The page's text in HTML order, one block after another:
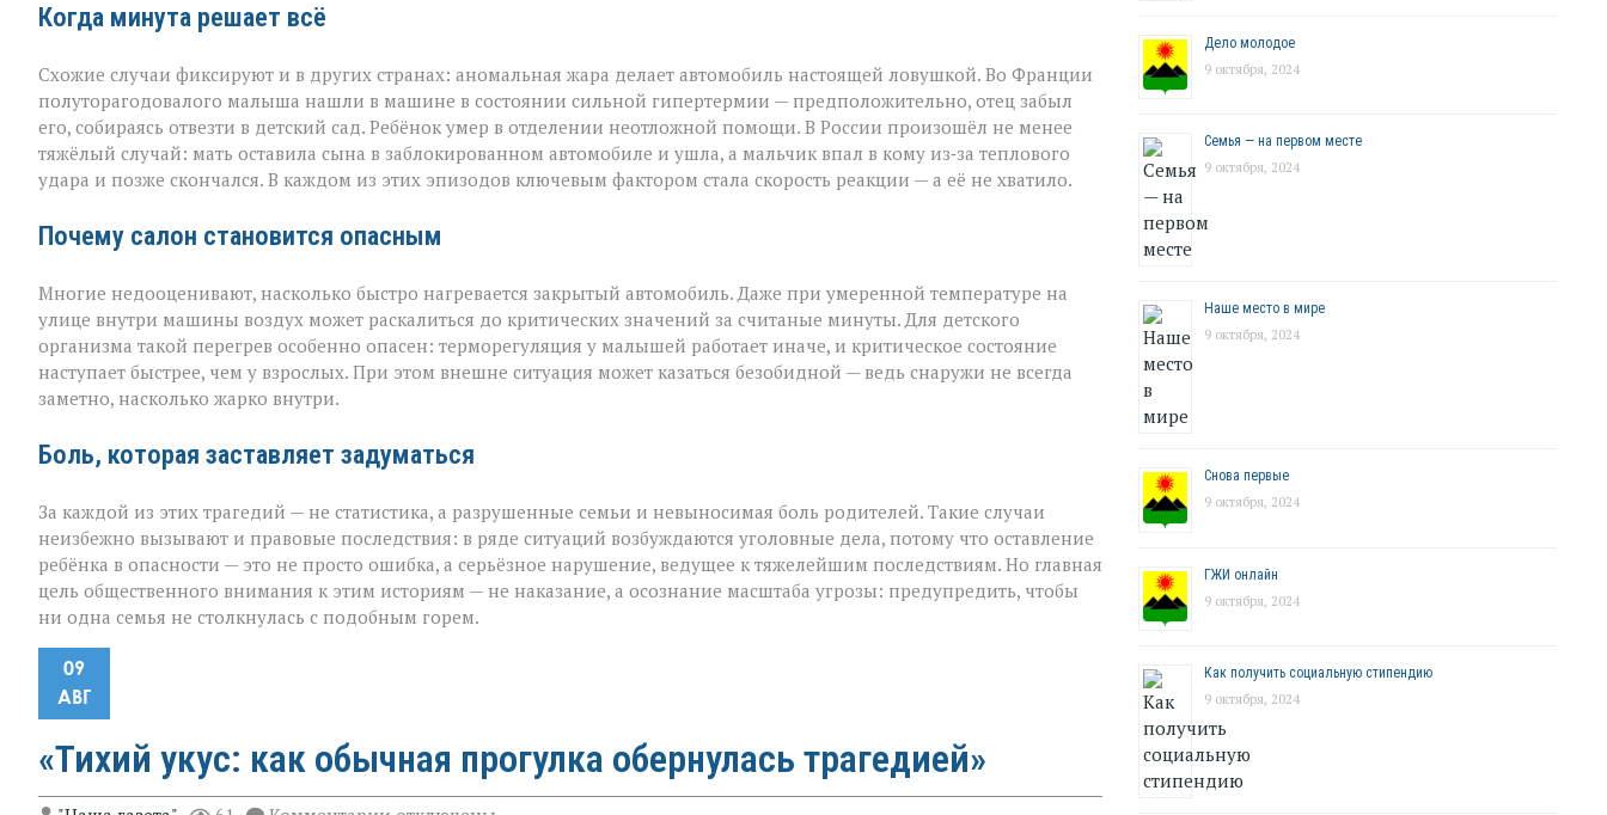
Когда минута решает всё
Схожие случаи фиксируют и в других странах: аномальная жара делает автомобиль настоящей ловушкой. Во Франции
полуторагодовалого малыша нашли в машине в состоянии сильной гипертермии — предположительно, отец забыл
его, собираясь отвезти в детский сад. Ребёнок умер в отделении неотложной помощи. В России произошёл не менее
тяжёлый случай: мать оставила сына в заблокированном автомобиле и ушла, а мальчик впал в кому из‑за теплового
удара и позже скончался. В каждом из этих эпизодов ключевым фактором стала скорость реакции — а её не хватило.
Почему салон становится опасным
Многие недооценивают, насколько быстро нагревается закрытый автомобиль. Даже при умеренной температуре на
улице внутри машины воздух может раскалиться до критических значений за считаные минуты. Для детского
организма такой перегрев особенно опасен: терморегуляция у малышей работает иначе, и критическое состояние
наступает быстрее, чем у взрослых. При этом внешне ситуация может казаться безобидной — ведь снаружи не всегда
заметно, насколько жарко внутри.
Боль, которая заставляет задуматься
За каждой из этих трагедий — не статистика, а разрушенные семьи и невыносимая боль родителей. Такие случаи
неизбежно вызывают и правовые последствия: в ряде ситуаций возбуждаются уголовные дела, потому что оставление
ребёнка в опасности — это не просто ошибка, а серьёзное нарушение, ведущее к тяжелейшим последствиям. Но главная
цель общественного внимания к этим историям — не наказание, а осознание масштаба угрозы: предупредить, чтобы
ни одна семья не столкнулась с подобным горем.
09
АВГ
«Тихий укус: как обычная прогулка обернулась трагедией»
Дело молодое
9 октября, 2024
Семья — на первом месте
9 октября, 2024
Наше место в мире
9 октября, 2024
Снова первые
9 октября, 2024
ГЖИ онлайн
9 октября, 2024
Как получить социальную стипендию
9 октября, 2024